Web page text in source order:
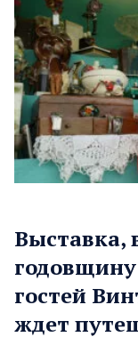
Выставка,
гостей
ждет